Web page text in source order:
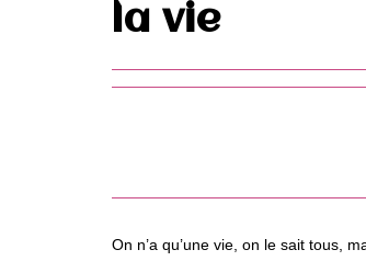
la vie
On n’a qu’une vie, on le sait tous,